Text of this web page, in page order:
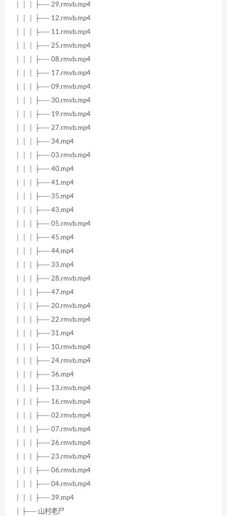
│ │ │ ├── 29.rmvb.mp4
│ │ │ ├── 12.rmvb.mp4
│ │ │ ├── 11.rmvb.mp4
│ │ │ ├── 25.rmvb.mp4
│ │ │ ├── 08.rmvb.mp4
│ │ │ ├── 17.rmvb.mp4
│ │ │ ├── 09.rmvb.mp4
│ │ │ ├── 30.rmvb.mp4
│ │ │ ├── 19.rmvb.mp4
│ │ │ ├── 27.rmvb.mp4
│ │ │ ├── 34.mp4
│ │ │ ├── 03.rmvb.mp4
│ │ │ ├── 40.mp4
│ │ │ ├── 41.mp4
│ │ │ ├── 35.mp4
│ │ │ ├── 43.mp4
│ │ │ ├── 05.rmvb.mp4
│ │ │ ├── 45.mp4
│ │ │ ├── 44.mp4
│ │ │ ├── 33.mp4
│ │ │ ├── 28.rmvb.mp4
│ │ │ ├── 47.mp4
│ │ │ ├── 20.rmvb.mp4
│ │ │ ├── 22.rmvb.mp4
│ │ │ ├── 31.mp4
│ │ │ ├── 10.rmvb.mp4
│ │ │ ├── 24.rmvb.mp4
│ │ │ ├── 36.mp4
│ │ │ ├── 13.rmvb.mp4
│ │ │ ├── 16.rmvb.mp4
│ │ │ ├── 02.rmvb.mp4
│ │ │ ├── 07.rmvb.mp4
│ │ │ ├── 26.rmvb.mp4
│ │ │ ├── 23.rmvb.mp4
│ │ │ ├── 06.rmvb.mp4
│ │ │ ├── 04.rmvb.mp4
│ │ │ ├── 39.mp4
│ ├── 山村老尸